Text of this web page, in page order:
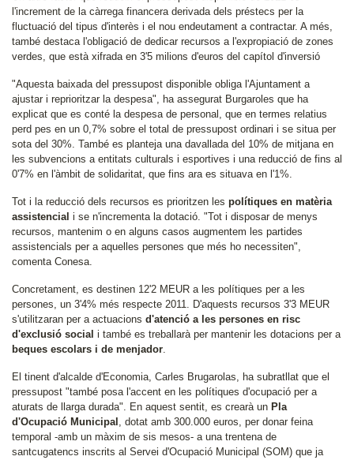
l'increment de la càrrega financera derivada dels préstecs per la
fluctuació del tipus d'interès i el nou endeutament a contractar. A més,
també destaca l'obligació de dedicar recursos a l'expropiació de zones
verdes, que està xifrada en 3'5 milions d'euros del capítol d'inversió
"Aquesta baixada del pressupost disponible obliga l'Ajuntament a
ajustar i reprioritzar la despesa", ha assegurat Burgaroles que ha
explicat que es conté la despesa de personal, que en termes relatius
perd pes en un 0,7% sobre el total de pressupost ordinari i se situa per
sota del 30%. També es planteja una davallada del 10% de mitjana en
les subvencions a entitats culturals i esportives i una reducció de fins al
0'7% en l'àmbit de solidaritat, que fins ara es situava en l'1%.
Tot i la reducció dels recursos es prioritzen les polítiques en matèria
assistencial i se n'incrementa la dotació. "Tot i disposar de menys
recursos, mantenim o en alguns casos augmentem les partides
assistencials per a aquelles persones que més ho necessiten",
comenta Conesa.
Concretament, es destinen 12'2 MEUR a les polítiques per a les
persones, un 3'4% més respecte 2011. D'aquests recursos 3'3 MEUR
s'utilitzaran per a actuacions d'atenció a les persones en risc
d'exclusió social i també es treballarà per mantenir les dotacions per a
beques escolars i de menjador.
El tinent d'alcalde d'Economia, Carles Brugarolas, ha subratllat que el
pressupost "també posa l'accent en les polítiques d'ocupació per a
aturats de llarga durada". En aquest sentit, es crearà un Pla
d'Ocupació Municipal , dotat amb 300.000 euros, per donar feina
temporal -amb un màxim de sis mesos- a una trentena de
santcugatencs inscrits al Servei d'Ocupació Municipal (SOM) que ja